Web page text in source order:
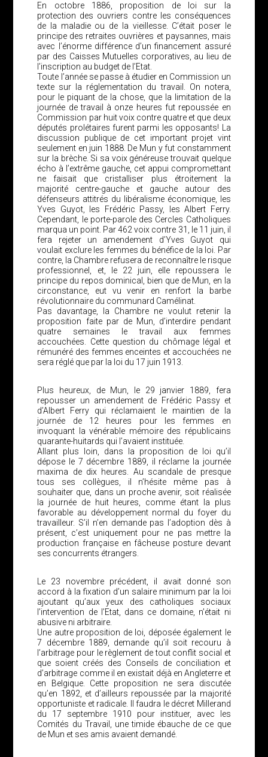
En octobre 1886, proposition de loi sur la
protection des ouvriers contre les conséquences
de la maladie ou de la vieillesse. C’était poser le
principe des retraites ouvrières et paysannes, mais
avec l’énorme différence d’un financement assuré
par des Caisses Mutuelles corporatives, au lieu de
l’inscription au budget de l’Etat.
Toute l’année se passe à étudier en Commission un
texte sur la réglementation du travail. On notera,
pour le piquant de la chose, que la limitation de la
journée de travail à onze heures fut repoussée en
Commission par huit voix contre quatre et que deux
députés prolétaires furent parmi les opposants! La
discussion publique de cet important projet vint
seulement en juin 1888. De Mun y fut constamment
sur la brèche. Si sa voix généreuse trouvait quelque
écho à l’extrême gauche, cet appui compromettant
ne faisait que cristalliser plus étroitement la
majorité centre-gauche et gauche autour des
défenseurs attitrés du libéralisme économique, les
Yves Guyot, les Frédéric Passy, les Albert Ferry.
Cependant, le porte-parole des Cercles Catholiques
marqua un point. Par 462 voix contre 31, le 11 juin, il
fera rejeter un amendement d’Yves Guyot qui
voulait exclure les femmes du bénéfice de la loi. Par
contre, la Chambre refusera de reconnaître le risque
professionnel, et, le 22 juin, elle repoussera le
principe du repos dominical, bien que de Mun, en la
circonstance, eut vu venir en renfort la barbe
révolutionnaire du communard Camélinat.
Pas davantage, la Chambre ne voulut retenir la
proposition faite par de Mun, d’interdire pendant
quatre semaines le travail aux femmes
accouchées. Cette question du chômage légal et
rémunéré des femmes enceintes et accouchées ne
sera réglé que par la loi du 17 juin 1913.
Plus heureux, de Mun, le 29 janvier 1889, fera
repousser un amendement de Frédéric Passy et
d’Albert Ferry qui réclamaient le maintien de la
journée de 12 heures pour les femmes en
invoquant la vénérable mémoire des républicains
quarante-huitards qui l’avaient instituée.
Allant plus loin, dans la proposition de loi qu’il
dépose le 7 décembre 1889, il réclame la journée
maxima de dix heures. Au scandale de presque
tous ses collègues, il n’hésite même pas à
souhaiter que, dans un proche avenir, soit réalisée
la journée de huit heures, comme étant la plus
favorable au développement normal du foyer du
travailleur. S’il n’en demande pas l’adoption dès à
présent, c’est uniquement pour ne pas mettre la
production française en fâcheuse posture devant
ses concurrents étrangers.
Le 23 novembre précédent, il avait donné son
accord à la fixation d’un salaire minimum par la loi
ajoutant qu’aux yeux des catholiques sociaux
l’intervention de l’Etat, dans ce domaine, n’était ni
abusive ni arbitraire.
Une autre proposition de loi, déposée également le
7 décembre 1889, demande qu’il soit recouru à
l’arbitrage pour le règlement de tout conflit social et
que soient créés des Conseils de conciliation et
d’arbitrage comme il en existait déjà en Angleterre et
en Belgique. Cette proposition ne sera discutée
qu’en 1892, et d’ailleurs repoussée par la majorité
opportuniste et radicale. Il faudra le décret Millerand
du 17 septembre 1910 pour instituer, avec les
Comités du Travail, une timide ébauche de ce que
de Mun et ses amis avaient demandé.